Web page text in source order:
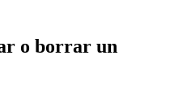
o borrar un